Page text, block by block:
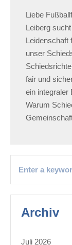
Liebe
Leiberg
Leidenschaft
unser
fair und
ein integraler
Warum
Archiv
Juli 2026